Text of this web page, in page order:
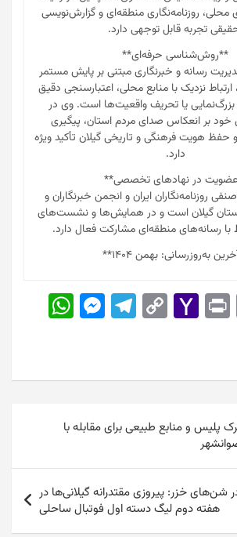
محلی، روزنامه‌نگاری منطقه‌ای و گزارش‌نویسی
تجربه قابل توجهی دارد.
**روش‌شناسی حرفه‌ای**
رسانه و خبرنگاری مبتنی بر پایش مستمر
نزدیک با منابع محلی، اعتبارسنجی دقیق
بزرگ‌نمایی یا تحریف واقعیت‌ها است. وی در
خود بر انعکاس صدای مردم استان، پیگیری
حفظ هویت فرهنگی و تاریخی گیلان تأکید ویژه
دارد.
در نهادهای تخصصی**
روزنامه‌نگاران ایران و انجمن خبرنگاران و
گیلان است و در همایش‌ها و نشست‌های
رسانه‌های منطقه‌ای مشارکت فعال دارد.
به‌روزرسانی: بهمن ۱۴۰۴**
E
m
l
Pr
in
Y
a
o
M
l
C
o
y
n
T
el
gr
m
M
e
s
n
er
s
پلیس و منابع طبیعی برای مقابله با
خزر: پیروزی مقتدرانه گیلانی‌ها در
هفته دوم لیگ دسته اول فوتبال ساحلی